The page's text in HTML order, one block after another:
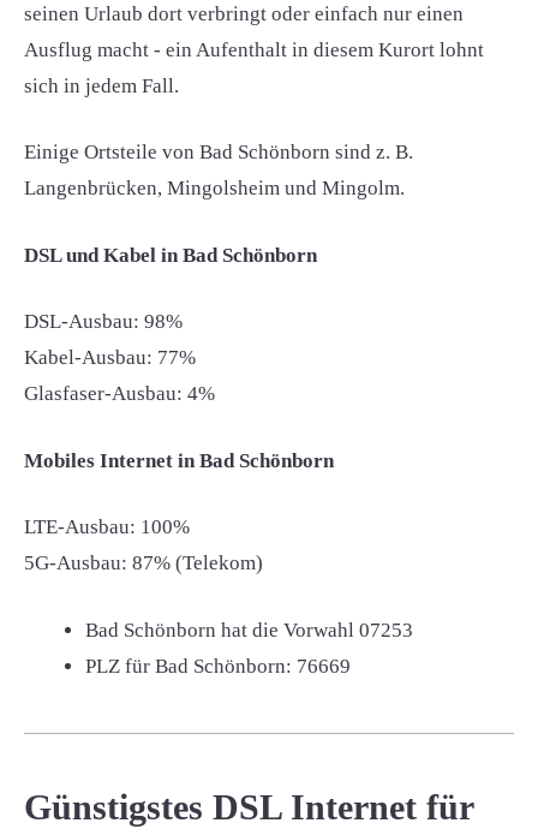
seinen Urlaub dort verbringt oder einfach nur einen
Ausflug macht - ein Aufenthalt in diesem Kurort lohnt
sich in jedem Fall.
Einige Ortsteile von Bad Schönborn sind z. B.
Langenbrücken, Mingolsheim und Mingolm.
DSL und Kabel in Bad Schönborn
DSL-Ausbau: 98%
Kabel-Ausbau: 77%
Glasfaser-Ausbau: 4%
Mobiles Internet in Bad Schönborn
LTE-Ausbau: 100%
5G-Ausbau: 87% (Telekom)
Bad Schönborn hat die Vorwahl 07253
PLZ für Bad Schönborn: 76669
Günstigstes DSL Internet für